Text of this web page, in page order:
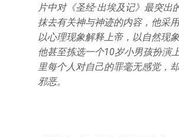
片中对《圣经·出埃及记》最突出
抹去有关神与神迹的内容，他采
以心理现象解释上帝，以自然现
他甚至拣选一个10岁小男孩扮演
里每个人对自己的罪毫无感觉，
邪恶。